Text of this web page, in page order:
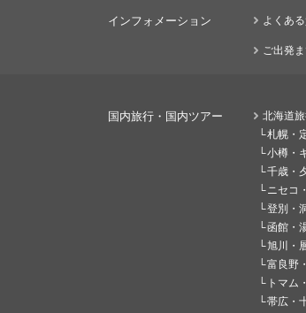
インフォメーション よくあ
ご出発
国内旅行・国内ツアー
北海道
札幌・
小樽・
千歳・
ニセコ
登別・
函館・
旭川・
富良野
トマム
帯広・